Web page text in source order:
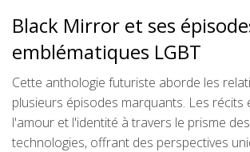
Black Mirror et ses
emblématiques LGBT
Cette anthologie futuriste aborde les
plusieurs épisodes marquants. Les récits
l'amour et l'identité à travers le prisme
technologies, offrant des perspectives